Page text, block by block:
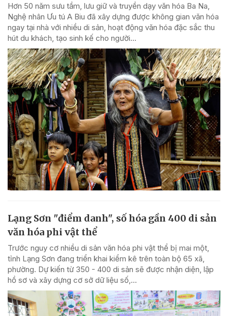
Hơn 50 năm sưu tầm, lưu giữ và truyền dạy văn hóa Ba Na,
Nghệ nhân Ưu tú A Biu đã xây dựng được không gian văn hóa
ngay tại nhà với nhiều di sản, hoạt động văn hóa đặc sắc thu
hút du khách, tạo sinh kế cho người...
Lạng Sơn "điểm danh", số hóa gần 400 di sản
văn hóa phi vật thể
Trước nguy cơ nhiều di sản văn hóa phi vật thể bị mai một,
tỉnh Lạng Sơn đang triển khai kiểm kê trên toàn bộ 65 xã,
phường. Dự kiến từ 350 - 400 di sản sẽ được nhận diện, lập
hồ sơ và xây dựng cơ sở dữ liệu số,...